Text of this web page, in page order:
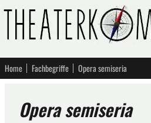
Home Fachbegriffe Opera semiseria
Opera semiseria